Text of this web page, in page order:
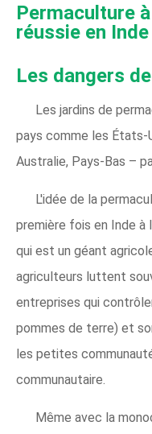
Permaculture
réussie en Inde
Les dangers
Les jardins de
pays comme les États-
Australie, Pays-Bas –
L'idée de la
première fois en Inde à
qui est un géant
agriculteurs luttent
entreprises qui
pommes de terre) et
les petites
communautaire.
Même avec la